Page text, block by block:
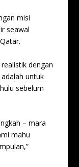
misi
seawal
dengan
untuk
sebelum
– mara
mahu